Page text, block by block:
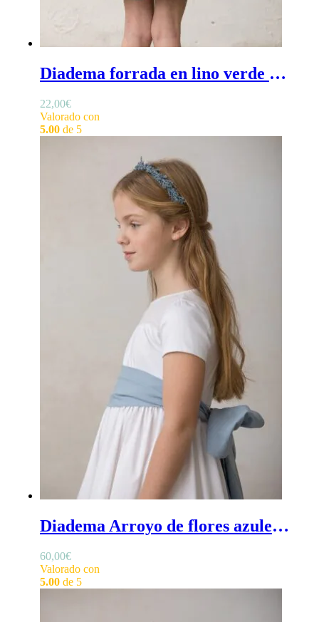
Diadema forrada en lino verde agua - Diadema de pelo de ceremonia para niña en lino verde agua
22,00€
Valorado con
5.00de 5
Diadema Arroyo de flores azules - Diadema de ceremonia para niña de flores azules preservadas
60,00€
Valorado con
5.00de 5